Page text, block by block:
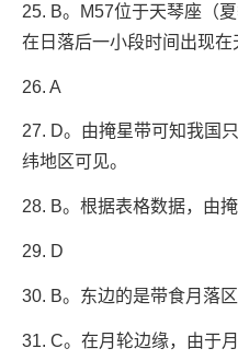
25. B。M57位于天琴座（
在日落后一小段时间出现在
26. A
27. D。由掩星带可知我国
纬地区可见。
28. B。根据表格数据，由
29. D
30. B。东边的是带食月落
31. C。在月轮边缘，由于